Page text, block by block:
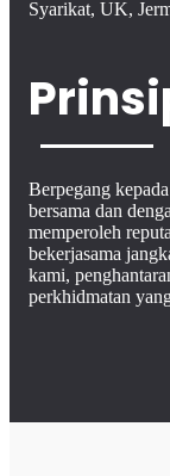
Syarikat, UK,
Berpegang
bersama dan
memperoleh
bekerjasama
kami,
perkhidmatan